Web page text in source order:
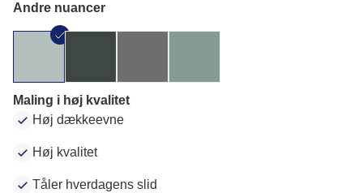
Andre nuancer
Maling i høj kvalitet
Høj dækkeevne
Høj kvalitet
Tåler hverdagens slid